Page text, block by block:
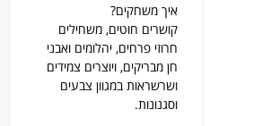
איך משחקים?
קושרים חוטים, משחילים
חרוזי פרחים, יהלומים ואבני
חן מבריקים, ויוצרים צמידים
ושרשראות במגוון צבעים
וסגנונות.